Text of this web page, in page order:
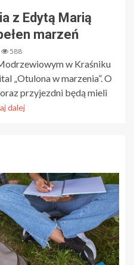
z Edytą Marią
marzeń
588
w Kraśniku
„Otulona w marzenia”. O
przyjezdni będą mieli
dalej